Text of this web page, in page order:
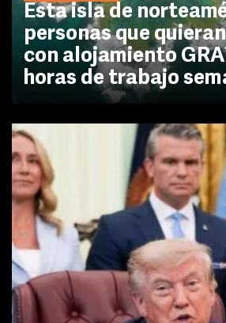
Esta isla de
personas que
con alojamiento
horas de trabajo